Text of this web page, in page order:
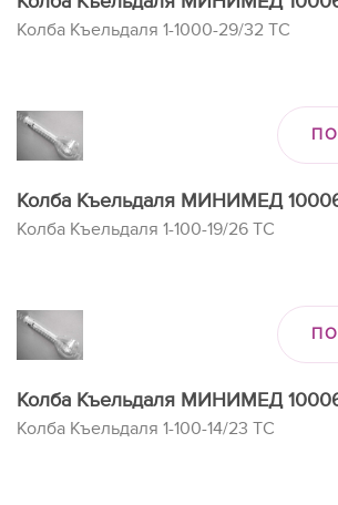
Колба Къельдаля 1-1000-29/32 ТС
Колба Къельдаля МИНИМЕД
Колба Къельдаля 1-100-19/26 ТС
Колба Къельдаля МИНИМЕД
Колба Къельдаля 1-100-14/23 ТС